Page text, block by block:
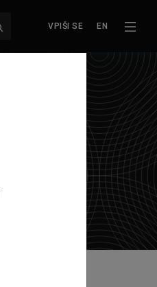
VPIŠI SE EN